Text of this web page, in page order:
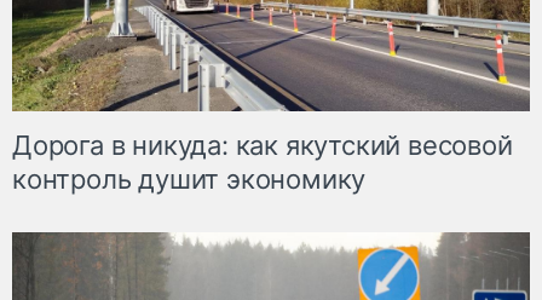
Дорога в никуда: как якутский весовой
контроль душит экономику